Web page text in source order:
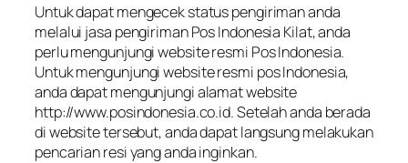
Untuk dapat mengecek status pengiriman anda
melalui jasa pengiriman Pos Indonesia Kilat, anda
perlu mengunjungi website resmi Pos Indonesia.
Untuk mengunjungi website resmi pos Indonesia,
anda dapat mengunjungi alamat website
http://www.posindonesia.co.id. Setelah anda berada
di website tersebut, anda dapat langsung melakukan
pencarian resi yang anda inginkan.